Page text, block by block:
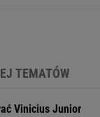
TEMATÓW
Vinicius Junior